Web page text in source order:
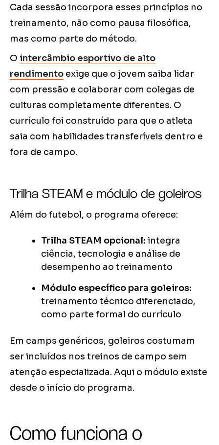
Cada sessão incorpora esses princípios no
treinamento, não como pausa filosófica,
mas como parte do método.
O intercâmbio esportivo de alto
rendimento exige que o jovem saiba lidar
com pressão e colaborar com colegas de
culturas completamente diferentes. O
currículo foi construído para que o atleta
saia com habilidades transferíveis dentro e
fora de campo.
Trilha STEAM e módulo de goleiros
Além do futebol, o programa oferece:
Trilha STEAM opcional: integra
ciência, tecnologia e análise de
desempenho ao treinamento
Módulo específico para goleiros:
treinamento técnico diferenciado,
como parte formal do currículo
Em camps genéricos, goleiros costumam
ser incluídos nos treinos de campo sem
atenção especializada. Aqui o módulo existe
desde o início do programa.
Como funciona o